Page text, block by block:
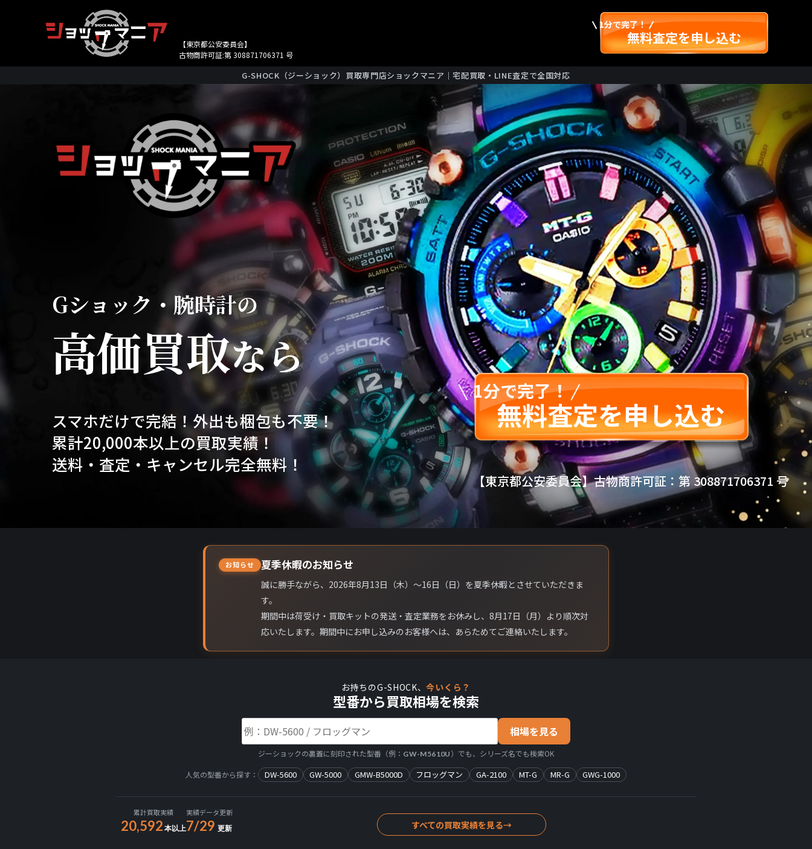
【東京都公安委員会】
古物商許可証:第 308871706371 号
1分で完了！
無料査定を申し込む
G-SHOCK（ジーショック）買取専門店ショックマニア｜宅配買取・LINE査定で全国対応
Gショック・腕時計の
高価買取なら
スマホだけで完結！外出も梱包も不要！
累計20,000本以上の買取実績！
送料・査定・キャンセル完全無料！
1分で完了！
無料査定を申し込む
【東京都公安委員会】古物商許可証：第 308871706371 号
お知らせ 夏季休暇のお知らせ
誠に勝手ながら、2026年8月13日（木）〜16日（日）を夏季休暇とさせていただきま
す。
期間中は荷受け・買取キットの発送・査定業務をお休みし、8月17日（月）より順次対
応いたします。期間中にお申し込みのお客様へは、あらためてご連絡いたします。
お持ちのG-SHOCK、今いくら？
型番から買取相場を検索
相場を見る
ジーショックの裏蓋に刻印された型番（例： GW-M5610U ）でも、シリーズ名でも検索OK
人気の型番から探す： DW-5600 GW-5000 GMW-B5000D フロッグマン GA-2100 MT-G MR-G GWG-1000
累計買取実績
20,592 本以上
実績データ更新
7/29 更新 すべての買取実績を見る→